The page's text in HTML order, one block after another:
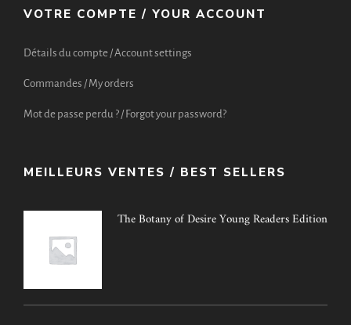
VOTRE COMPTE / YOUR ACCOUNT
Détails du compte / Account settings
Commandes / My orders
Mot de passe perdu ? / Forgot your password?
MEILLEURS VENTES / BEST SELLERS
The Botany of Desire Young Readers Edition